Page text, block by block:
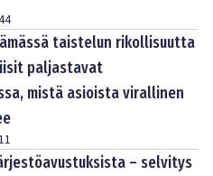
taistelun rikollisuutta
paljastavat
mistä asioista virallinen
– selvitys